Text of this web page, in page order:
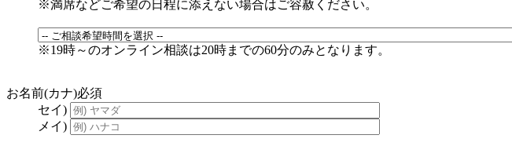
※満席などご希望の日程に添えない場合はご容赦ください。
※19時～のオンライン相談は20時までの60分のみとなります。
お名前(カナ)必須
セイ)
メイ)